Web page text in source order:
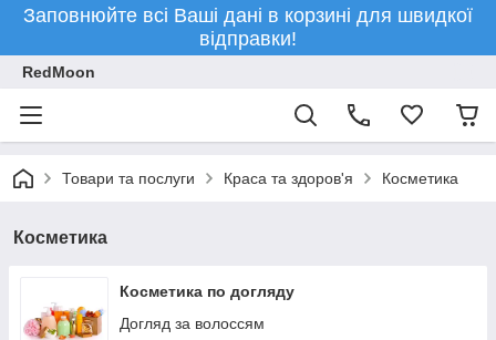
Заповнюйте всі Ваші дані в корзині для швидкої
відправки!
RedMoon
Товари та послуги Краса та здоров'я Косметика
Косметика
Косметика по догляду
Догляд за волоссям